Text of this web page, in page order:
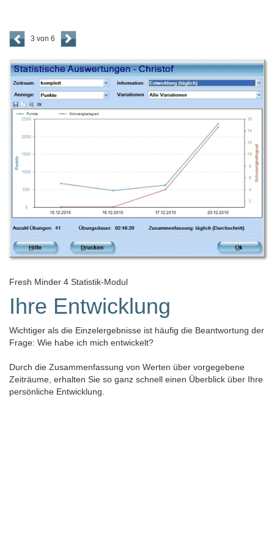
3 von 6
Fresh Minder 4 Statistik-Modul
Ihre Entwicklung
Wichtiger als die Einzelergebnisse ist häufig die Beantwortung der
Frage: Wie habe ich mich entwickelt?
Durch die Zusammenfassung von Werten über vorgegebene
Zeiträume, erhalten Sie so ganz schnell einen Überblick über Ihre
persönliche Entwicklung.